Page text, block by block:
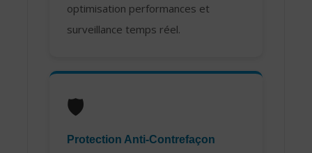
optimisation performances et
surveillance temps réel.
🛡️
Protection Anti-Contrefaçon